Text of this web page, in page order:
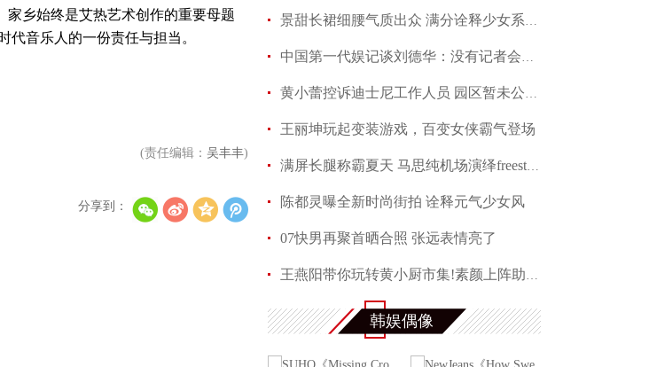
乡始终是艾热艺术创作的重要母题
代音乐人的一份责任与担当。
(责任编辑： 吴丰丰)
分享到：
景甜长裙细腰气质出众 满分诠释少女系优雅
中国第一代娱记谈刘德华：没有记者会不喜欢他
黄小蕾控诉迪士尼工作人员 园区暂未公开回应当事
王丽坤玩起变装游戏，百变女侠霸气登场
满屏长腿称霸夏天 马思纯机场演绎freestyle
陈都灵曝全新时尚街拍 诠释元气少女风
07快男再聚首晒合照 张远表情亮了
王燕阳带你玩转黄小厨市集!素颜上阵助力嫣然天使
何润东夏日写真魅力多变 黑色蕾丝透视西装性感吸
韩娱偶像